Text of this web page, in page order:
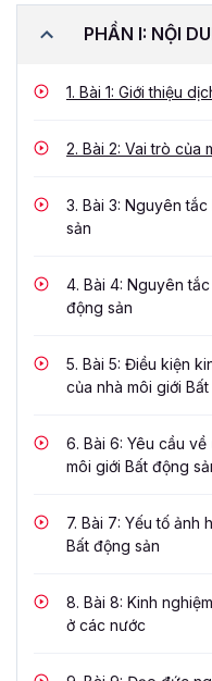
PHẦN I: NỘI
1. Bài 1: Giới thiệu
2. Bài 2: Vai trò của
3. Bài 3: Nguyên
sản
4. Bài 4: Nguyên
động sản
5. Bài 5: Điều kiện
của nhà môi giới
6. Bài 6: Yêu cầu
môi giới Bất động
7. Bài 7: Yếu tố ảnh
Bất động sản
8. Bài 8: Kinh
ở các nước